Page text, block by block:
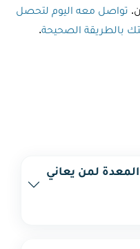
تواصل معه اليوم لتحصل
بالطريقة الصحيحة.
لمن يعاني